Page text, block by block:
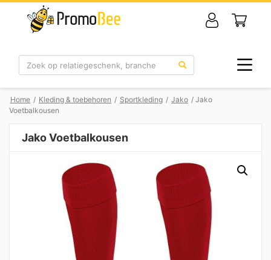
Zoek
Home / Kleding & toebehoren / Sportkleding / Jako / Jako
Voetbalkousen
Jako Voetbalkousen